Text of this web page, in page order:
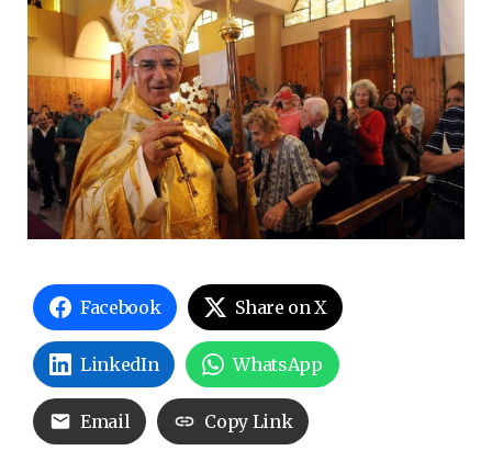
Facebook Share on X
LinkedIn WhatsApp
Email Copy Link